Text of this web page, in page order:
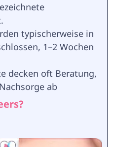
typischerweise in
1–2 Wochen
decken oft Beratung,
ab